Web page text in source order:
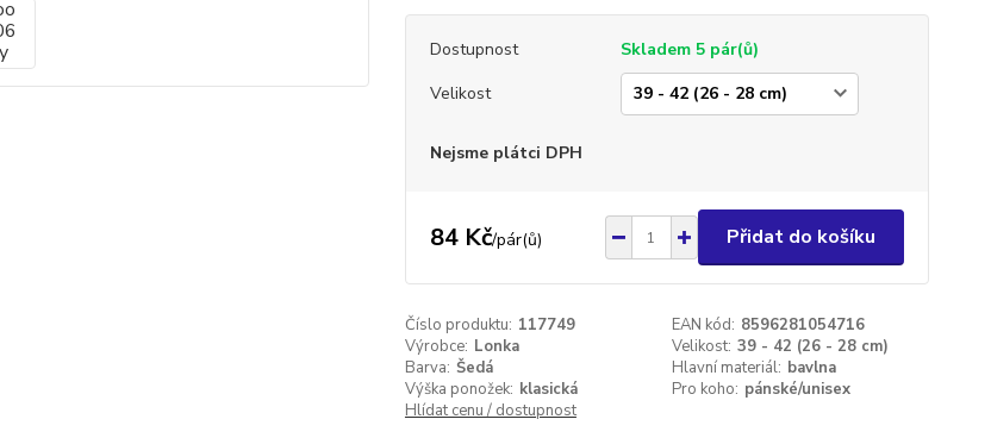
Dostupnost
Skladem 5 pár(ů)
Velikost
Nejsme plátci DPH
84 Kč/pár(ů) Přidat do košíku
Číslo produktu: 117749 EAN kód: 8596281054716
Výrobce: Lonka Velikost: 39 - 42 (26 - 28 cm)
Barva: Šedá Hlavní materiál: bavlna
Výška ponožek: klasická Pro koho: pánské/unisex
Hlídat cenu / dostupnost